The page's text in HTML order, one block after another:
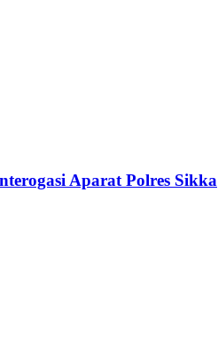
Aparat Polres Sikka